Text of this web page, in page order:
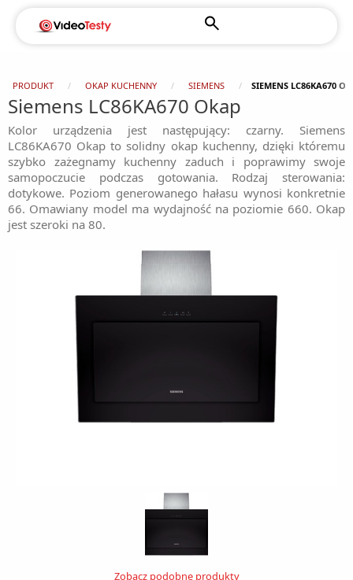
PRODUKT OKAP KUCHENNY SIEMENS SIEMENS LC86KA670
Siemens LC86KA670 Okap
Kolor urządzenia jest następujący: czarny. Siemens
LC86KA670 Okap to solidny okap kuchenny, dzięki któremu
szybko zażegnamy kuchenny zaduch i poprawimy swoje
samopoczucie podczas gotowania. Rodzaj sterowania:
dotykowe. Poziom generowanego hałasu wynosi konkretnie
66. Omawiany model ma wydajność na poziomie 660. Okap
jest szeroki na 80.
Zobacz podobne produkty